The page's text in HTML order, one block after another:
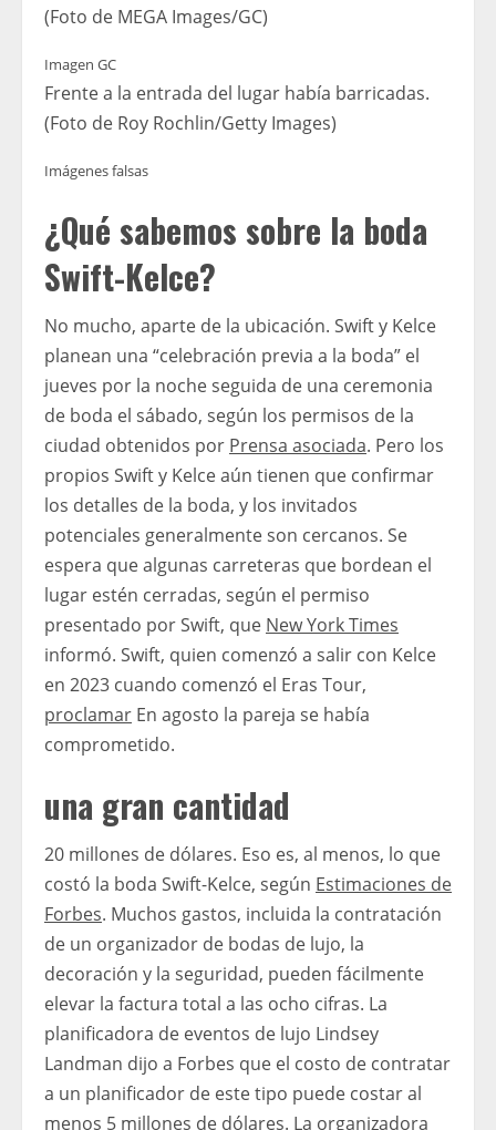
(Foto de MEGA Images/GC)
Imagen GC
Frente a la entrada del lugar había barricadas.
(Foto de Roy Rochlin/Getty Images)
Imágenes falsas
¿Qué sabemos sobre la boda
Swift-Kelce?
No mucho, aparte de la ubicación. Swift y Kelce
planean una “celebración previa a la boda” el
jueves por la noche seguida de una ceremonia
de boda el sábado, según los permisos de la
ciudad obtenidos por Prensa asociada. Pero los
propios Swift y Kelce aún tienen que confirmar
los detalles de la boda, y los invitados
potenciales generalmente son cercanos. Se
espera que algunas carreteras que bordean el
lugar estén cerradas, según el permiso
presentado por Swift, que New York Times
informó. Swift, quien comenzó a salir con Kelce
en 2023 cuando comenzó el Eras Tour,
proclamar En agosto la pareja se había
comprometido.
una gran cantidad
20 millones de dólares. Eso es, al menos, lo que
costó la boda Swift-Kelce, según Estimaciones de
Forbes. Muchos gastos, incluida la contratación
de un organizador de bodas de lujo, la
decoración y la seguridad, pueden fácilmente
elevar la factura total a las ocho cifras. La
planificadora de eventos de lujo Lindsey
Landman dijo a Forbes que el costo de contratar
a un planificador de este tipo puede costar al
menos 5 millones de dólares. La organizadora